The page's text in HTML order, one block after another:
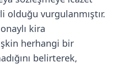
olduğu vurgulanmıştır.
kira
herhangi bir
belirterek,